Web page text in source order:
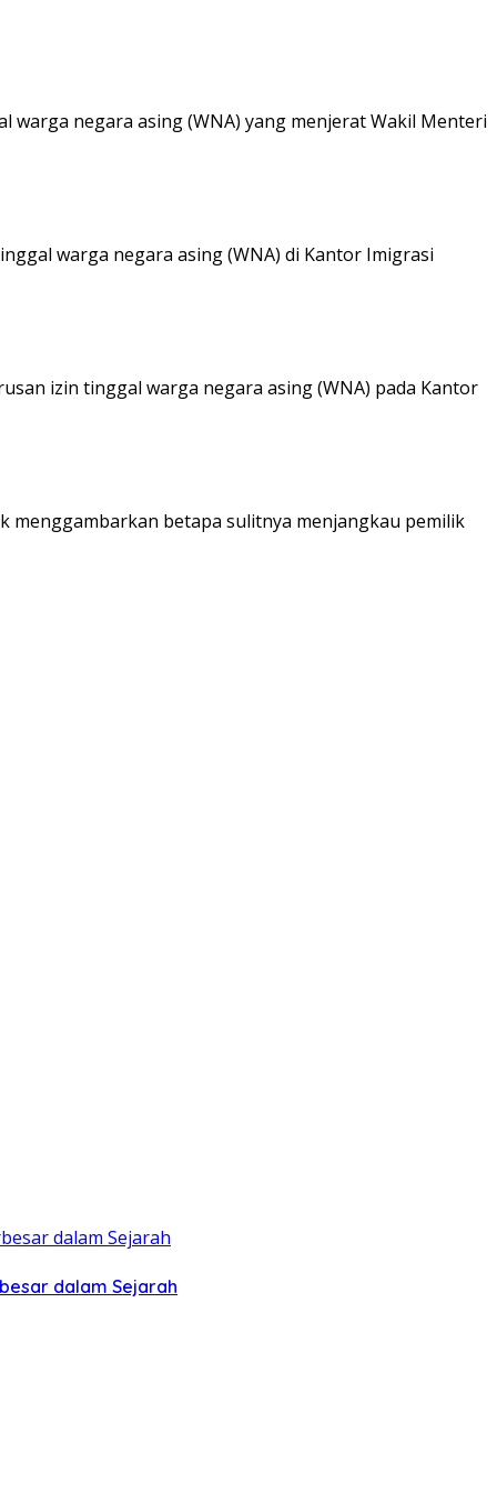
warga negara asing (WNA) yang menjerat Wakil Menteri
warga negara asing (WNA) di Kantor Imigrasi
izin tinggal warga negara asing (WNA) pada Kantor
menggambarkan betapa sulitnya menjangkau pemilik
dalam Sejarah